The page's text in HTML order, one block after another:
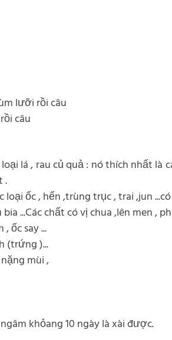
lưỡi rồi câu
câu
lá , rau củ quả : nó thích nhất là
.
ốc , hến ,trùng trục , trai ,jun
...Các chất có vị chua ,lên men ,
ốc say ...
(trứng )...
mùi ,
khỏang 10 ngày là xài được.